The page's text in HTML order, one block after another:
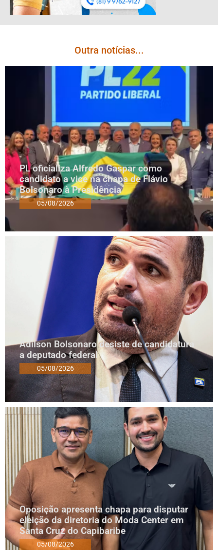
Outra notícias...
PL oficializa Alfredo Gaspar como
candidato a vice na chapa de Flávio
Bolsonaro à Presidência
05/08/2026
Adilson Bolsonaro desiste de candidatura
a deputado federal
05/08/2026
Oposição apresenta chapa para disputar
eleição da diretoria do Moda Center em
Santa Cruz do Capibaribe
05/08/2026